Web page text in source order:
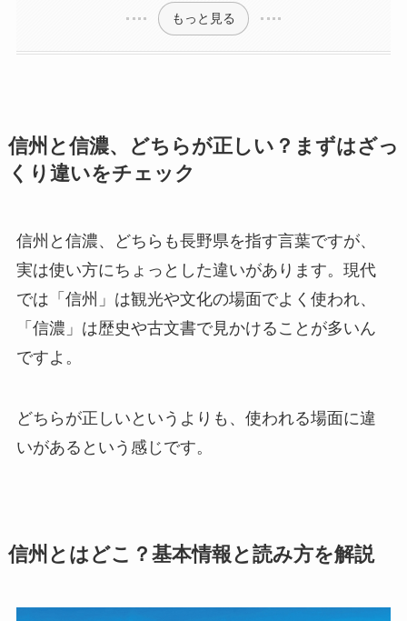
もっと見る
信州と信濃、どちらが正しい？まずはざっ
くり違いをチェック
信州と信濃、どちらも長野県を指す言葉ですが、
実は使い方にちょっとした違いがあります。現代
では「信州」は観光や文化の場面でよく使われ、
「信濃」は歴史や古文書で見かけることが多いん
ですよ。
どちらが正しいというよりも、使われる場面に違
いがあるという感じです。
信州とはどこ？基本情報と読み方を解説